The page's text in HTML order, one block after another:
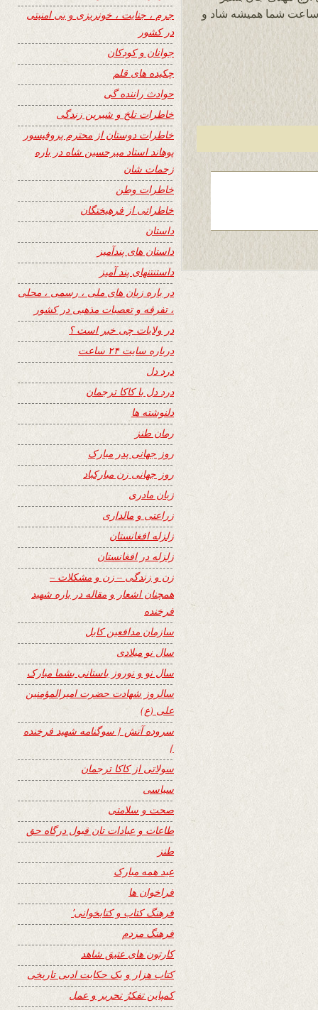
از نشر این سروده در سایت زیبای 24 ساعت شما همیشه شاد و
جرم ، جنایت ، خونریزی و بی امنیتی
در کشور
جوانان و کودکان
چکیده های قلم
حوادث راننده گی
خاطرات تلخ و شیرین زندگی
خاطرات دوستان از محترم پروفیسور
پوهاند استاد میرحسین شاه در باره
زحمات شان
خاطرات وطن
خاطراتی از فرهیختگان
داستان
داستان های پندآمیز
داستنتنهای پند آمیز
در باره زبان های ملی ، رسمی ، محلی
، تفرقه و تعصبات مذهبی در کشور
در ولایات چی خبر است ؟
درباره سایت ۲۴ ساعت
درد دل
درد دل با کاکا ترجمان
دلنوشته ها
رمان طنز
روز جهانی پدر مبارک
روز جهانی زن مبارکباد
زبان مادری
زراعتی و مالداری
زلزله افغانستان
زلزله در افغانستان
زن و زندگی – زن و مشکلات –
همچنان اشعار و مقاله در باره شهید
فرخنده
سازمان مدافعین کابل
سال نو میلادی
سال نو و نوروز باستانی بشما مبارک
سالروز شهادت حضرت امیرالمؤمنین
علی (ع)
سروده آتش { سوگنامه شهید فرخنده
}
سولاتی از کاکا ترجمان
سیاسی
صحت و سلامتی
طاعات و عبادات تان قبول درگاه حق
طنز
عید همه مبارک
فراخوان ها
فرهنگ کتاب و کتابخوانی٬
فرهنگ مردم
کارتون های عتیق شاهد
کتاب هزار و یک حکایت ادبی تاریخی
کمپاین تفکرُ تحریر و عمل